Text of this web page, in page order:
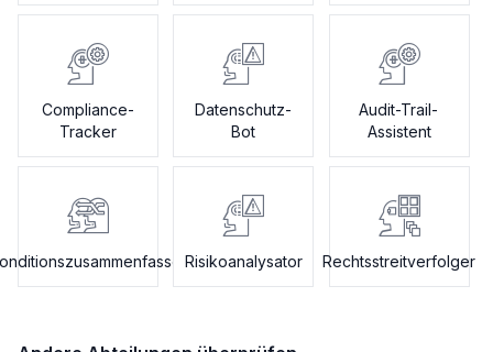
Compliance-
Tracker
Datenschutz-
Bot
Audit-Trail-
Assistent
Risikoanalysator Rechtsstreitverfolger